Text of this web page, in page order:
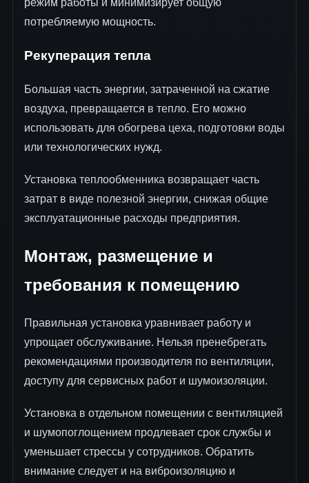
потребляемую мощность.
Рекуперация тепла
Большая часть энергии, затраченной на сжатие
воздуха, превращается в тепло. Его можно
использовать для обогрева цеха, подготовки воды
или технологических нужд.
Установка теплообменника возвращает часть
затрат в виде полезной энергии, снижая общие
эксплуатационные расходы предприятия.
Монтаж, размещение и
требования к помещению
Правильная установка уравнивает работу и
упрощает обслуживание. Нельзя пренебрегать
рекомендациями производителя по вентиляции,
доступу для сервисных работ и шумоизоляции.
Установка в отдельном помещении с вентиляцией
и шумопоглощением продлевает срок службы и
уменьшает стрессы у сотрудников. Обратить
внимание следует и на виброизоляцию и